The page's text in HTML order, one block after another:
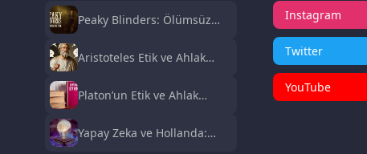
Peaky Blinders: Ölümsüz
Oyuncuları ve İnceleme
Aristoteles Etik ve Ahlak
Platon’un Etik ve Ahlak
Yapay Zeka ve Hollanda:
Instagram
Twitter
YouTube